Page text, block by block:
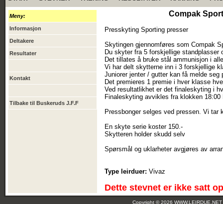
Meny:
Informasjon
Deltakere
Resultater
Kontakt
Tilbake til Buskeruds J.F.F
Compak
Presskyting Sporting presser
Skytingen gjennomføres som Compak
Du skyter fra 5 forskjellige standplasser
Det tillates å bruke stål ammunisjon i
Vi har delt skytterne inn i 3 forskjellige
Juniorer jenter / gutter kan få melde
Det premieres 1 premie i hver klasse
Ved resultatlikhet er det finaleskyting i
Finaleskyting avvikles fra klokken
Pressbonger selges ved pressen. Vi tar
En skyte serie koster 150.-
Skytteren holder skudd selv
Spørsmål og uklarheter avgjøres av
Type leirduer: Vivaz
Dette stevnet er ikke satt
Copyright © 2026